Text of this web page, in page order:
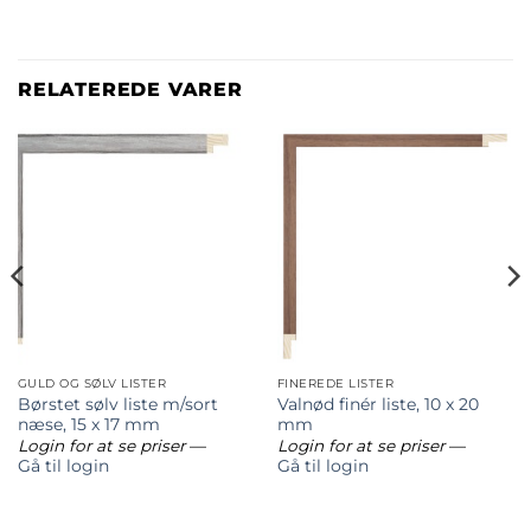
RELATEREDE VARER
GULD OG SØLV LISTER
Børstet sølv liste m/sort
næse, 15 x 17 mm
Login for at se priser—
Gå til login
FINEREDE LISTER
Valnød finér liste, 10 x 20
mm
Login for at se priser—
Gå til login